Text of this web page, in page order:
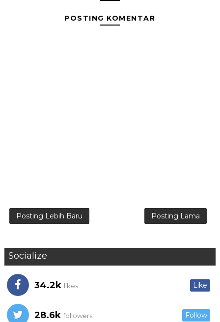
POSTING KOMENTAR
Posting Lebih Baru Posting Lama
Socialize
34.2k likes Like
28.6k followers Follow